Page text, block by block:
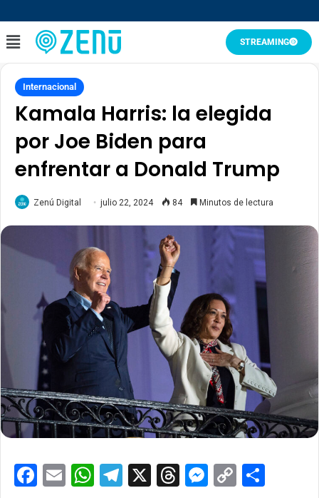
STREAMING
Internacional
Kamala Harris: la elegida
por Joe Biden para
enfrentar a Donald Trump
Zenú Digital julio 22, 2024 84 Minutos de lectura
Facebook
EmailWhatsApp
Telegram
X ThreadsCopy